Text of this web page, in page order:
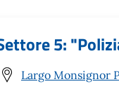
5:
Largo Monsignor